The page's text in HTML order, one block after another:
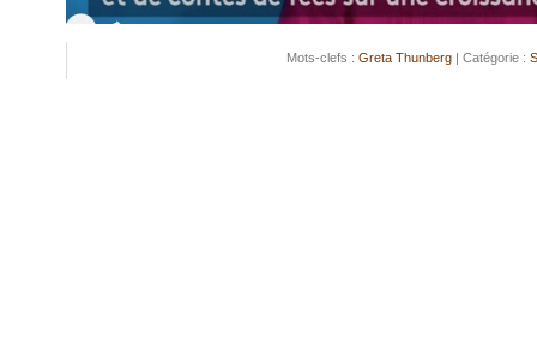
Mots-clefs : Greta Thunberg | Catégorie :